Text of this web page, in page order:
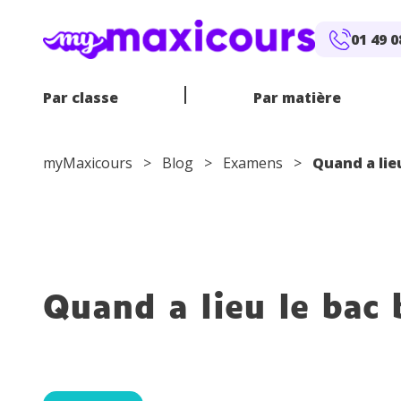
01 49
Par classe
CM1
CM2 4
Par matière
myMaxicours > Blog > Examens > Quand a
Quand a lieu le bac